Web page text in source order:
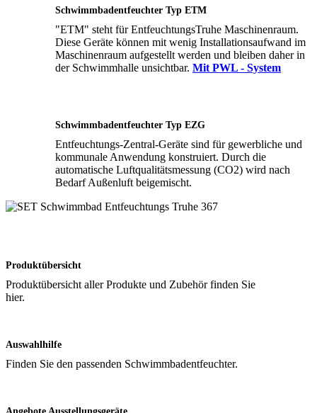
Schwimmbadentfeuchter Typ ETM
"ETM" steht für EntfeuchtungsTruhe Maschinenraum.
Diese Geräte können mit wenig Installationsaufwand im
Maschinenraum aufgestellt werden und bleiben daher in
der Schwimmhalle unsichtbar. Mit PWL - System
Schwimmbadentfeuchter Typ EZG
Entfeuchtungs-Zentral-Geräte sind für gewerbliche und
kommunale Anwendung konstruiert. Durch die
automatische Luftqualitätsmessung (CO2) wird nach
Bedarf Außenluft beigemischt.
Produktübersicht
Produktübersicht aller Produkte und Zubehör finden Sie
hier.
Auswahlhilfe
Finden Sie den passenden Schwimmbadentfeuchter.